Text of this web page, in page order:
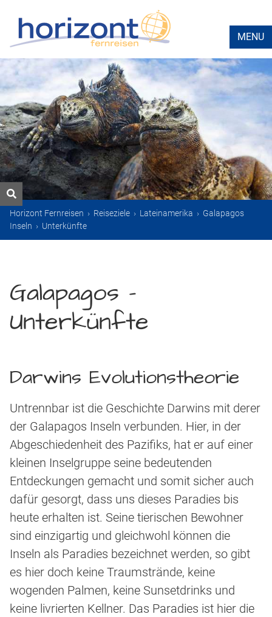
MENU
Horizont Fernreisen › Reiseziele › Lateinamerika › Galapagos
Inseln › Unterkünfte
Galapagos –
Unterkünfte
Darwins Evolutionstheorie
Untrennbar ist die Geschichte Darwins mit derer
der Galapagos Inseln verbunden. Hier, in der
Abgeschiedenheit des Pazifiks, hat er auf einer
kleinen Inselgruppe seine bedeutenden
Entdeckungen gemacht und somit sicher auch
dafür gesorgt, dass uns dieses Paradies bis
heute erhalten ist. Seine tierischen Bewohner
sind einzigartig und gleichwohl können die
Inseln als Paradies bezeichnet werden, so gibt
es hier doch keine Traumstrände, keine
wogenden Palmen, keine Sunsetdrinks und
keine livrierten Kellner. Das Paradies ist hier die